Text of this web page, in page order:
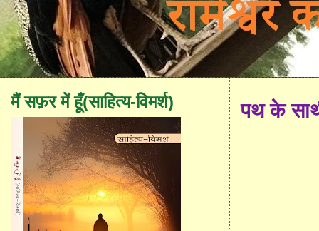
पथ के
मैं सफ़र में हूँ(साहित्य-विमर्श)